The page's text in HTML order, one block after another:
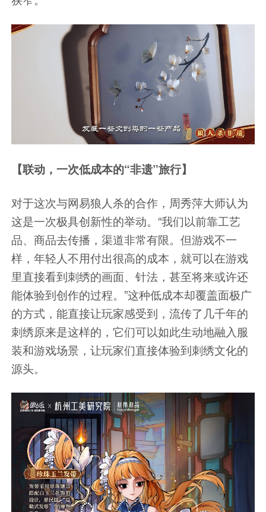
【联动，一次低成本的“非遗”旅行】
对于这次与网易狼人杀的合作，周秀萍大师认为
这是一次极具创新性的举动。“我们以前靠工艺
品、商品去传播，渠道非常有限。但游戏不一
样，年轻人不用付出很高的成本，就可以在游戏
里直接看到刺绣的画面、针法，甚至将来或许还
能体验到创作的过程。”这种低成本却覆盖面极广
的方式，能直接让玩家感受到，流传了几千年的
刺绣原来是这样的，它们可以如此生动地融入服
装和游戏场景，让玩家们直接体验到刺绣文化的
源头。